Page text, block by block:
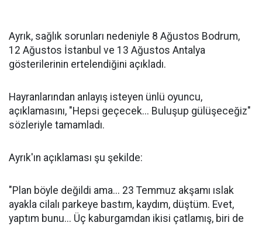
Ayrık, sağlık sorunları nedeniyle 8 Ağustos Bodrum,
12 Ağustos İstanbul ve 13 Ağustos Antalya
gösterilerinin ertelendiğini açıkladı.
Hayranlarından anlayış isteyen ünlü oyuncu,
açıklamasını, "Hepsi geçecek... Buluşup gülüşeceğiz"
sözleriyle tamamladı.
Ayrık'ın açıklaması şu şekilde:
"Plan böyle değildi ama... 23 Temmuz akşamı ıslak
ayakla cilalı parkeye bastım, kaydım, düştüm. Evet,
yaptım bunu... Üç kaburgamdan ikisi çatlamış, biri de